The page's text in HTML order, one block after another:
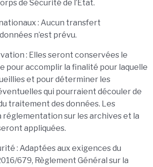
de Sécurité de l’État.
: Aucun transfert
n’est prévu.
: Elles seront conservées le
pour accomplir la finalité pour laquelle
et pour déterminer les
qui pourraient découler de
traitement des données. Les
réglementation sur les archives et la
appliquées.
: Adaptées aux exigences du
679, Règlement Général sur la